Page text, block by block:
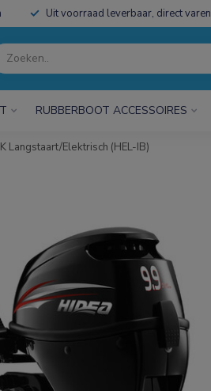
Uit voorraad leverbaar, direct varen
RUBBERBOOT ACCESSOIRES
Langstaart/Elektrisch (HEL-IB)